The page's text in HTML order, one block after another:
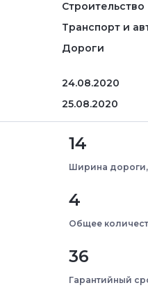
Строительство
Транспорт и
Дороги
24.08.2020
25.08.2020
14
Ширина
4
Общее
36
Гарантийный